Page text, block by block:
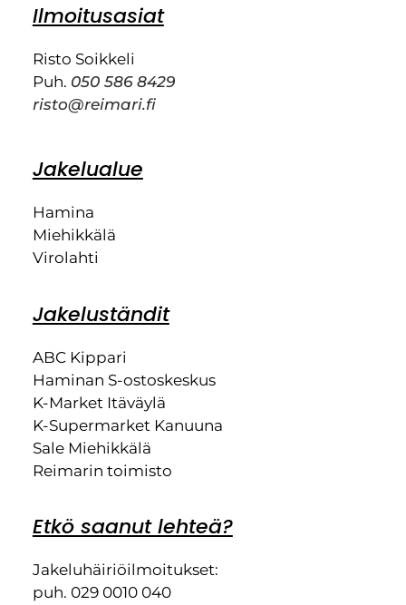
Ilmoitusasiat
Risto Soikkeli
Puh. 050 586 8429
risto@reimari.fi
Jakelualue
Hamina
Miehikkälä
Virolahti
Jakeluständit
ABC Kippari
Haminan S-ostoskeskus
K-Market Itäväylä
K-Supermarket Kanuuna
Sale Miehikkälä
Reimarin toimisto
Etkö saanut lehteä?
Jakeluhäiriöilmoitukset:
puh. 029 0010 040